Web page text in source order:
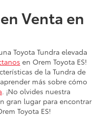
Venta en
Toyota Tundra elevada
en Orem Toyota ES!
de la Tundra de
más sobre cómo
. ¡No olvides nuestra
gran lugar para encontrar
Toyota ES!